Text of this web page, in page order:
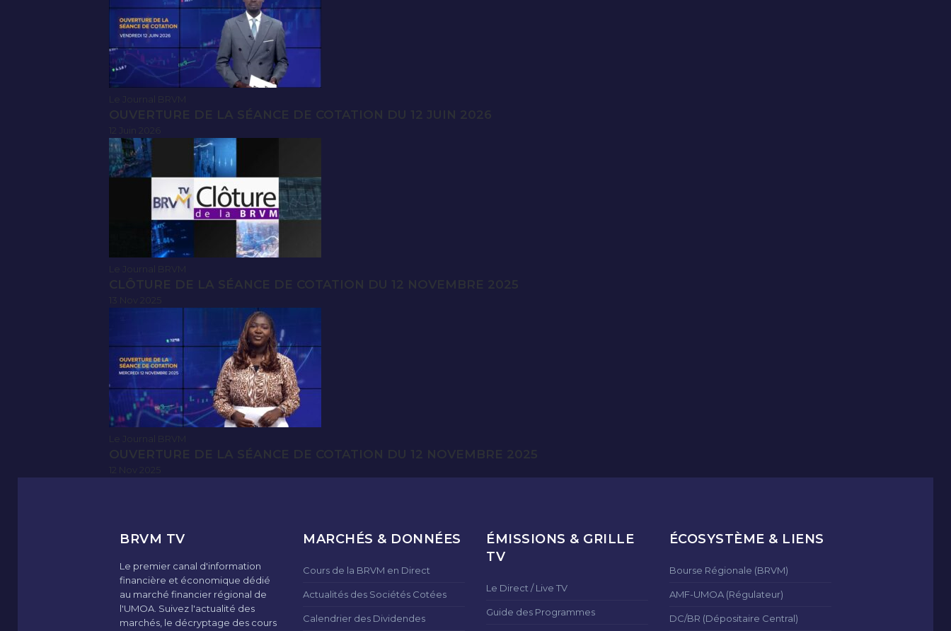
Le Journal BRVM
OUVERTURE DE LA SÉANCE DE COTATION DU 12 JUIN 2026
Le Journal BRVM
CLÔTURE DE LA SÉANCE DE COTATION DU 12 NOVEMBRE 2025
Le Journal BRVM
OUVERTURE DE LA SÉANCE DE COTATION DU 12 NOVEMBRE 2025
BRVM TV
Le premier canal d'information
financière et économique dédié
au marché financier régional de
l'UMOA. Suivez l'actualité des
marchés, le décryptage des cours
MARCHÉS & DONNÉES
Cours de la BRVM en Direct
Actualités des Sociétés Cotées
Calendrier des Dividendes
ÉMISSIONS & GRILLE
TV
Le Direct / Live TV
Guide des Programmes
ÉCOSYSTÈME & LIENS
Bourse Régionale (BRVM)
AMF-UMOA (Régulateur)
DC/BR (Dépositaire Central)